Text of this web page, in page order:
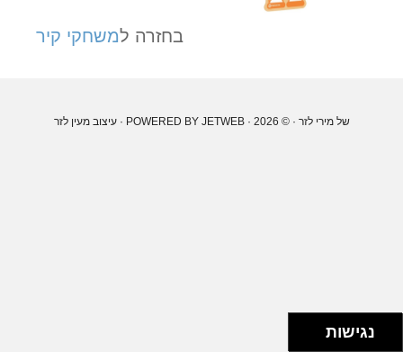
בחזרה למשחקי קיר
של מירי לזר · © 2026 · POWERED BY
JETWEB · עיצובמעין לזר
נגישות